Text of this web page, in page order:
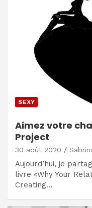
SEXY
Aimez votre
Project
30 août 2020
Aujourd’hui, je
livre «Why Your
Creating…